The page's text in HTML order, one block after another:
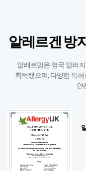
알레르겐 방
알레르망은 영국 알러
획득했으며, 다양한 특
안